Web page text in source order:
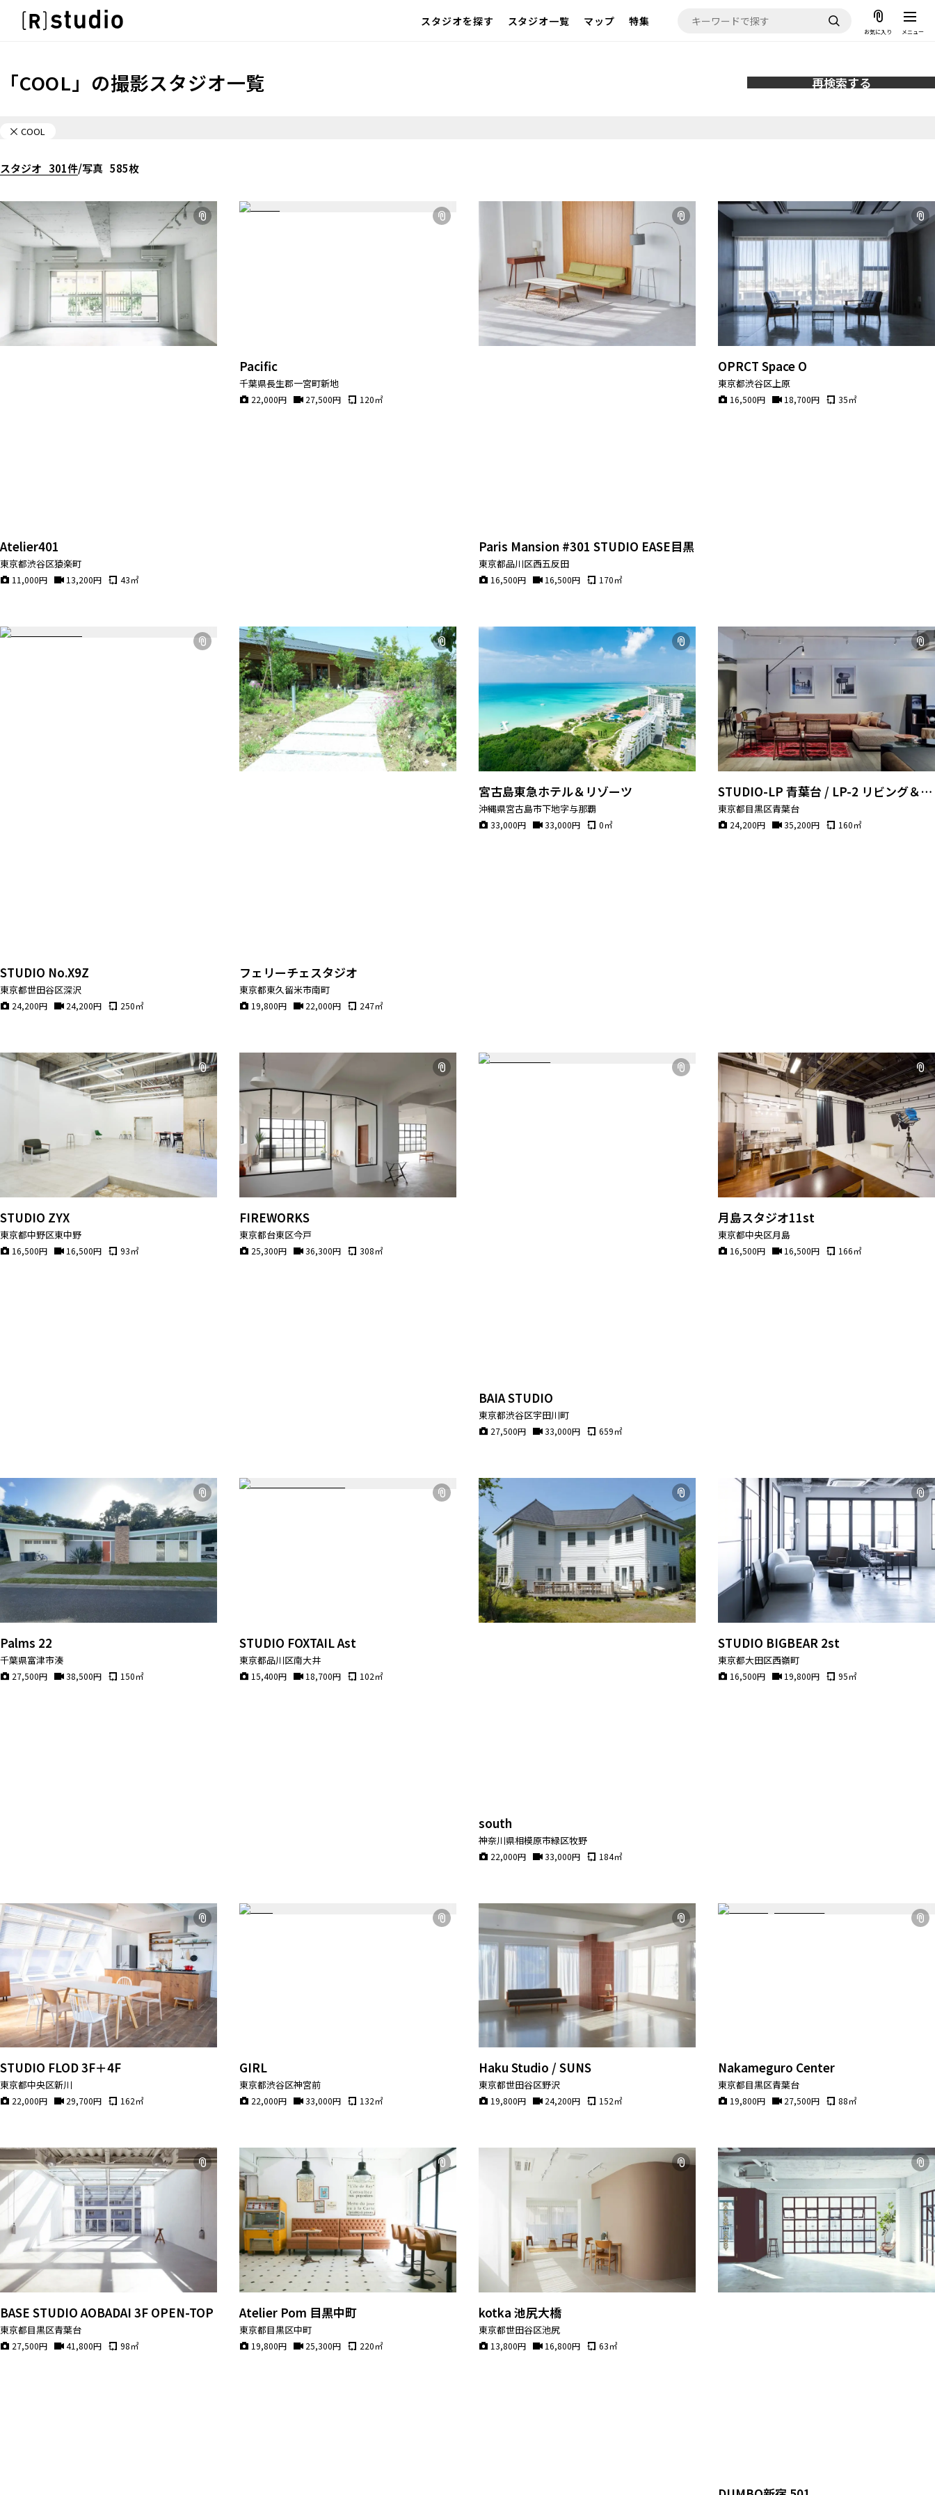
スタジオを探す
スタジオ一覧 マップ 特集
お気に入り メニュー
IMAGE
雰囲気で探したい
ひとつのスタジオであれもこれも
LOCATION
カフェやオフィスなどロケシーンも
SIZE&PRICE
広さと利用料金で探す
ALL FILTER
すべての選択肢からスタジオを探す
スタジオを探す
SCENE
LOCATION
SIZE&PRICE
広さと利用料金で探す
ALL FILTER
すべての選択肢からスタジオを探す
スタジオ一覧
マップから探す
「COOL」の撮影スタジオ一覧 再検索する
COOL
スタジオ 301件/写真 585枚
Atelier401
東京都渋谷区猿楽町
11,000円 13,200円 43㎡
Pacific
千葉県長生郡一宮町新地
22,000円 27,500円 120㎡
Paris Mansion #301 STUDIO EASE目黒
東京都品川区西五反田
16,500円 16,500円 170㎡
OPRCT Space O
東京都渋谷区上原
16,500円 18,700円 35㎡
STUDIO No.X9Z
東京都世田谷区深沢
24,200円 24,200円 250㎡
フェリーチェスタジオ
東京都東久留米市南町
19,800円 22,000円 247㎡
宮古島東急ホテル＆リゾーツ
沖縄県宮古島市下地字与那覇
33,000円 33,000円 0㎡
STUDIO-LP 青葉台 / LP-2 リビング＆ダ
イニング
東京都目黒区青葉台
24,200円 35,200円 160㎡
STUDIO ZYX
東京都中野区東中野
16,500円 16,500円 93㎡
FIREWORKS
東京都台東区今戸
25,300円 36,300円 308㎡
BAIA STUDIO
東京都渋谷区宇田川町
27,500円 33,000円 659㎡
月島スタジオ11st
東京都中央区月島
16,500円 16,500円 166㎡
Palms 22
千葉県富津市湊
27,500円 38,500円 150㎡
STUDIO FOXTAIL Ast
東京都品川区南大井
15,400円 18,700円 102㎡
south
神奈川県相模原市緑区牧野
22,000円 33,000円 184㎡
STUDIO BIGBEAR 2st
東京都大田区西嶺町
16,500円 19,800円 95㎡
STUDIO FLOD 3F＋4F
東京都中央区新川
22,000円 29,700円 162㎡
GIRL
東京都渋谷区神宮前
22,000円 33,000円 132㎡
Haku Studio / SUNS
東京都世田谷区野沢
19,800円 24,200円 152㎡
Nakameguro Center
東京都目黒区青葉台
19,800円 27,500円 88㎡
BASE STUDIO AOBADAI 3F OPEN-TOP
東京都目黒区青葉台
27,500円 41,800円 98㎡
Atelier Pom 目黒中町
東京都目黒区中町
19,800円 25,300円 220㎡
kotka 池尻大橋
東京都世田谷区池尻
13,800円 16,800円 63㎡